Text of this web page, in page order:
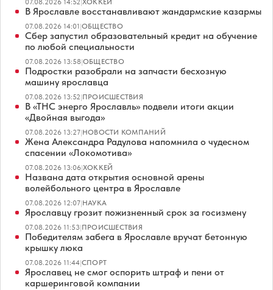
07.08.2026 14:52|ХОККЕЙ
В Ярославле восстанавливают жандармские казармы
07.08.2026 14:01|ОБЩЕСТВО
Сбер запустил образовательный кредит на обучение
по любой специальности
07.08.2026 13:58|ОБЩЕСТВО
Подростки разобрали на запчасти бесхозную
машину ярославца
07.08.2026 13:52|ПРОИСШЕСТВИЯ
В «ТНС энерго Ярославль» подвели итоги акции
«Двойная выгода»
07.08.2026 13:27|НОВОСТИ КОМПАНИЙ
Жена Александра Радулова напомнила о чудесном
спасении «Локомотива»
07.08.2026 13:06|ХОККЕЙ
Названа дата открытия основной арены
волейбольного центра в Ярославле
07.08.2026 12:07|НАУКА
Ярославцу грозит пожизненный срок за госизмену
07.08.2026 11:53|ПРОИСШЕСТВИЯ
Победителям забега в Ярославле вручат бетонную
крышку люка
07.08.2026 11:44|СПОРТ
Ярославец не смог оспорить штраф и пени от
каршеринговой компании